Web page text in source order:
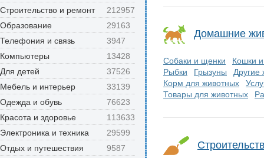
Строительство и ремонт
212957
Образование
29163
Телефония и связь
3947
Компьютеры
13428
Для детей
37526
Мебель и интерьер
33139
Одежда и обувь
76623
Красота и здоровье
113633
Электроника и техника
29599
Отдых и путешествия
9587
Домашние
Собаки и щенки
Кошки и
Рыбки
Грызуны
Другие
Корм для животных
Товары для животных